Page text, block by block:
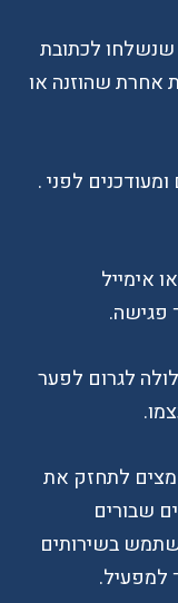
שנשלחו לכתובת
אחרת שהוזנה או
לפני .
אימייל
פגישה.
לגרום לפער
לתחזק את
שבורים
בשירותים
למפעיל.